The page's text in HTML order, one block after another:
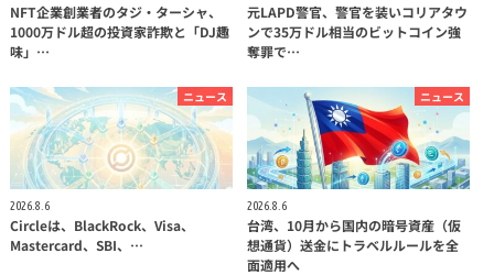
NFT企業創業者のタジ・ターシャ、
1000万ドル超の投資家詐欺と「DJ趣
味」…
元LAPD警官、警官を装いコリアタウ
ンで35万ドル相当のビットコイン強
奪罪で…
ニュース
2026.8.6
Circleは、BlackRock、Visa、
Mastercard、SBI、…
ニュース
2026.8.6
台湾、10月から国内の暗号資産（仮
想通貨）送金にトラベルルールを全
面適用へ